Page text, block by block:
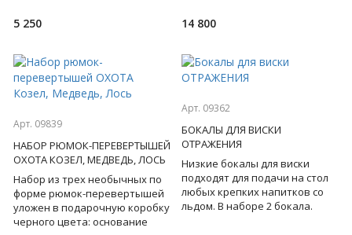
5 250 14 800
Арт. 09839
НАБОР РЮМОК-ПЕРЕВЕРТЫШЕЙ
ОХОТА КОЗЕЛ, МЕДВЕДЬ, ЛОСЬ
Набор из трех необычных по
форме рюмок-перевертышей
уложен в подарочную коробку
черного цвета: основание
Арт. 09362
БОКАЛЫ ДЛЯ ВИСКИ
ОТРАЖЕНИЯ
Низкие бокалы для виски
подходят для подачи на стол
любых крепких напитков со
льдом. В наборе 2 бокала.